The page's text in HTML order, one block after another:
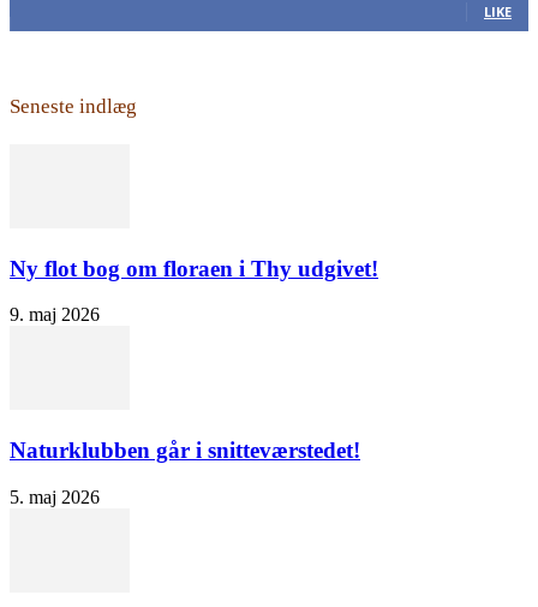
LIKE
Seneste indlæg
Ny flot bog om floraen i Thy udgivet!
9. maj 2026
Naturklubben går i snitteværstedet!
5. maj 2026